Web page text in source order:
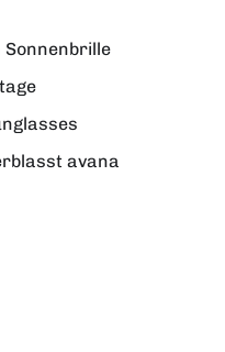
Sonnenbrille
avana